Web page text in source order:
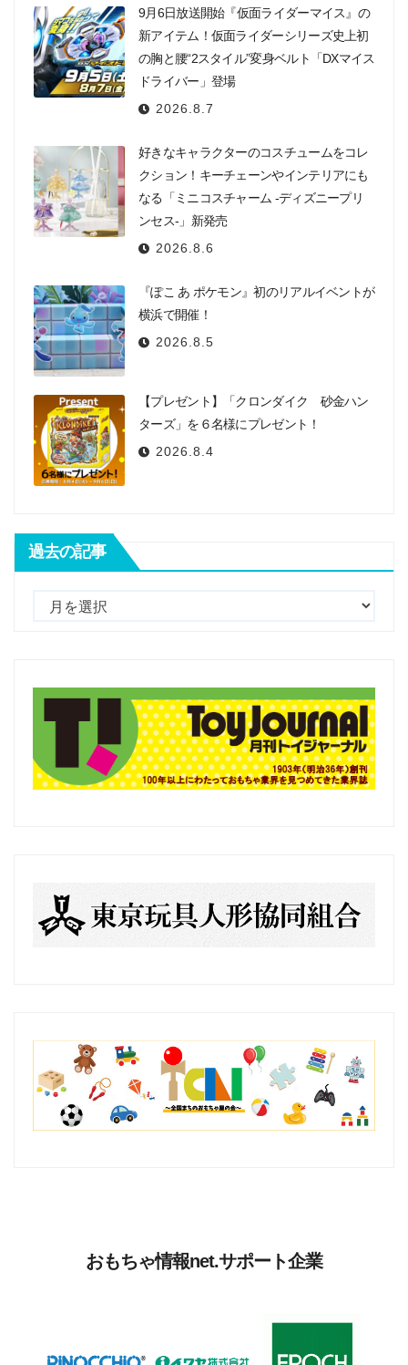
9月6日放送開始『仮面ライダーマイス』の
新アイテム！仮面ライダーシリーズ史上初
の胸と腰“2スタイル”変身ベルト「DXマイス
ドライバー」登場
2026.8.7
好きなキャラクターのコスチュームをコレ
クション！キーチェーンやインテリアにも
なる「ミニコスチャーム -ディズニープリ
ンセス-」新発売
2026.8.6
『ぽこ あ ポケモン』初のリアルイベントが
横浜で開催！
2026.8.5
【プレゼント】「クロンダイク 砂金ハン
ターズ」を６名様にプレゼント！
2026.8.4
過去の記事
記
おもちゃ情報net.サポート企業